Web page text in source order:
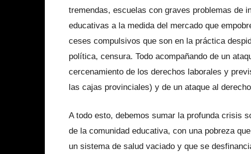
tremendas, escuelas con graves problemas de
educativas a la medida del mercado que
ceses compulsivos que son en la práctica
política, censura. Todo acompañando de un
cercenamiento de los derechos laborales y
las cajas provinciales) y de un ataque al
A todo esto, debemos sumar la profunda crisis
de la comunidad educativa, con una pobreza
un sistema de salud vaciado y que se